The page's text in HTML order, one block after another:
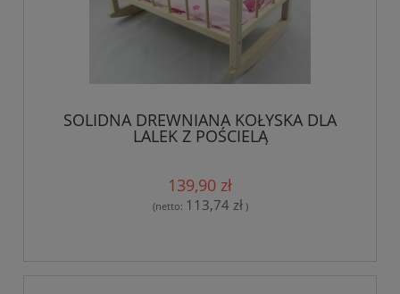
SOLIDNA DREWNIANA KOŁYSKA DLA
LALEK Z POŚCIELĄ
139,90 zł
(netto: 113,74 zł)